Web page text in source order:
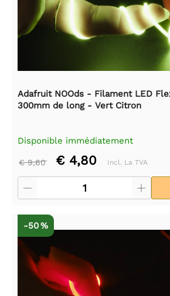
Adafruit NOOds - Filament LED
300mm de long - Vert Citron
Disponible immédiatement
€ 9,60 € 4,80 Incl. La TVA
-50 %